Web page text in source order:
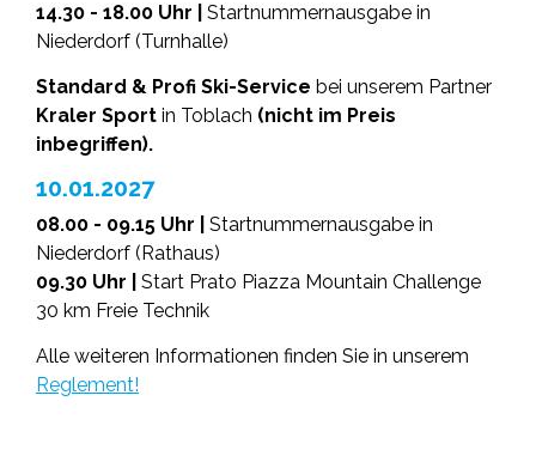
14.30 - 18.00 Uhr |
Startnummernausgabe in
Niederdorf (Turnhalle)
Standard & Profi Ski-Service bei unserem Partner
Kraler Sport in Toblach (nicht im Preis
inbegriffen).
10.01.2027
08.00 - 09.15 Uhr |
Startnummernausgabe in
Niederdorf (Rathaus)
09.30 Uhr | Start Prato Piazza Mountain Challenge
30 km Freie Technik
Alle weiteren Informationen finden Sie in unserem
Reglement!